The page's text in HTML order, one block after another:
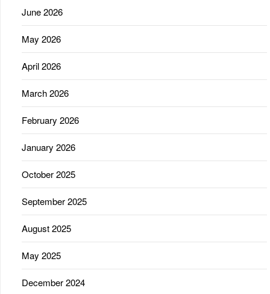
June 2026
May 2026
April 2026
March 2026
February 2026
January 2026
October 2025
September 2025
August 2025
May 2025
December 2024